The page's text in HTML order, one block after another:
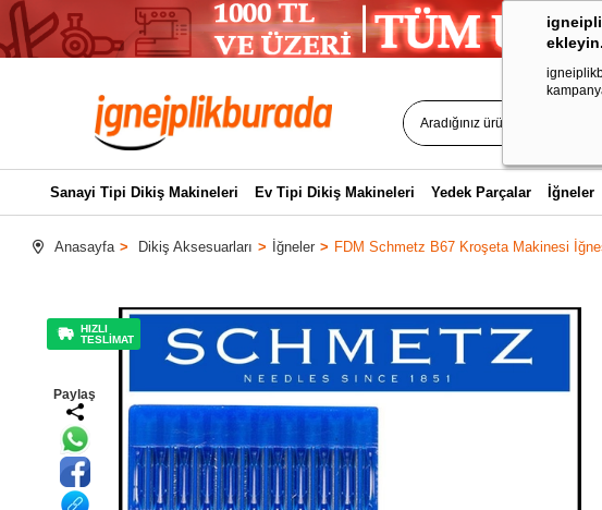
ekleyin.
Sanayi Tipi Dikiş Makineleri Ev Tipi Dikiş Makineleri Yedek Parçalar İğneler
Anasayfa Dikiş Aksesuarları İğneler FDM Schmetz B67 Kroşeta Makinesi
HIZLI
TESLİMAT
Paylaş